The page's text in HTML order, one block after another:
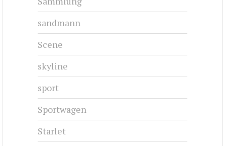
sandmann
Scene
skyline
sport
Sportwagen
Starlet